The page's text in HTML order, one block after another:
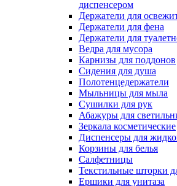
диспенсером
Держатели для
Держатели для фена
Держатели для
Ведра для мусора
Карнизы для поддонов
Сидения для душа
Полотенцедержатели
Мыльницы для мыла
Сушилки для рук
Абажуры для
Зеркала косметические
Диспенсеры для
Корзины для белья
Салфетницы
Текстильные шторки
Ершики для унитаза